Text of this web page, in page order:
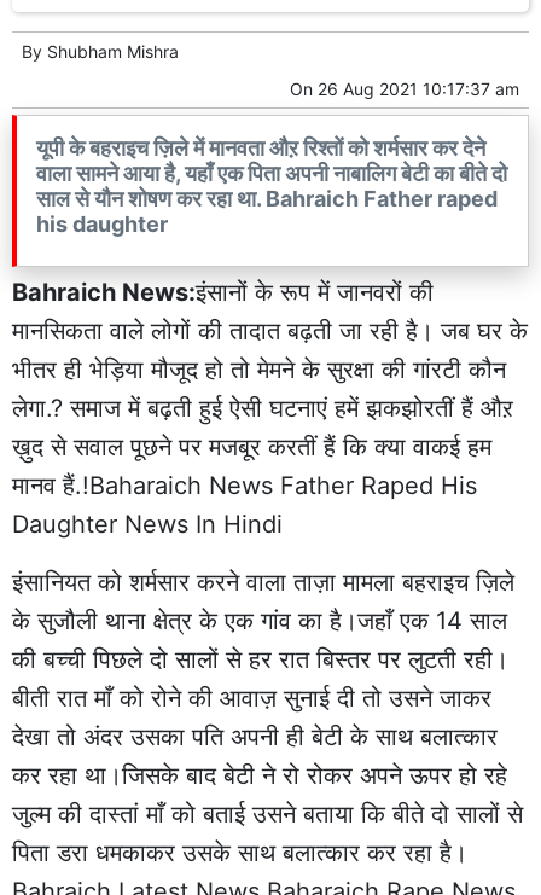
By Shubham Mishra
On 26 Aug 2021 10:17:37 am
यूपी के बहराइच ज़िले में मानवता औऱ रिश्तों को शर्मसार कर देने
वाला सामने आया है, यहाँ एक पिता अपनी नाबालिग बेटी का बीते दो
साल से यौन शोषण कर रहा था. Bahraich Father raped
his daughter
Bahraich News:इंसानों के रूप में जानवरों की
मानसिकता वाले लोगों की तादात बढ़ती जा रही है। जब घर के
भीतर ही भेड़िया मौजूद हो तो मेमने के सुरक्षा की गांरटी कौन
लेगा.? समाज में बढ़ती हुई ऐसी घटनाएं हमें झकझोरतीं हैं औऱ
ख़ुद से सवाल पूछने पर मजबूर करतीं हैं कि क्या वाकई हम
मानव हैं.!Baharaich News Father Raped His
Daughter News In Hindi
इंसानियत को शर्मसार करने वाला ताज़ा मामला बहराइच ज़िले
के सुजौली थाना क्षेत्र के एक गांव का है।जहाँ एक 14 साल
की बच्ची पिछले दो सालों से हर रात बिस्तर पर लुटती रही।
बीती रात माँ को रोने की आवाज़ सुनाई दी तो उसने जाकर
देखा तो अंदर उसका पति अपनी ही बेटी के साथ बलात्कार
कर रहा था।जिसके बाद बेटी ने रो रोकर अपने ऊपर हो रहे
जुल्म की दास्तां माँ को बताई उसने बताया कि बीते दो सालों से
पिता डरा धमकाकर उसके साथ बलात्कार कर रहा है।